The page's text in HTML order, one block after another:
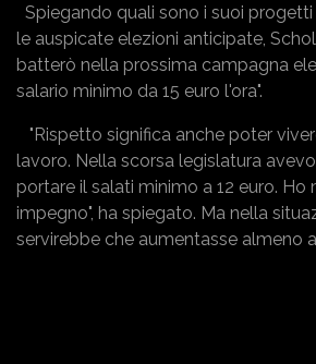
Spiegando quali sono i suoi
le auspicate elezioni anticipate,
batterò nella prossima campagna
salario minimo da 15 euro l'ora".
"Rispetto significa anche poter
lavoro. Nella scorsa legislatura
portare il salati minimo a 12 euro.
impegno", ha spiegato. Ma nella
servirebbe che aumentasse almeno